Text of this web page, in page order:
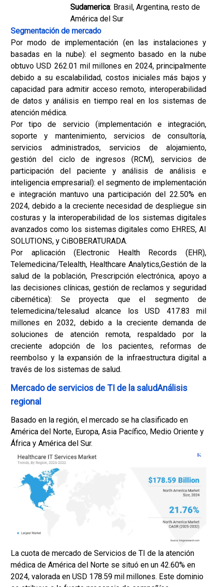
Sudamerica: Brasil, Argentina, resto de
América del Sur
Segmentación de mercado
Por modo de implementación (en las instalaciones y
basadas en la nube): el segmento basado en la nube
obtuvo USD 262.01 mil millones en 2024, principalmente
debido a su escalabilidad, costos iniciales más bajos y
capacidad para admitir acceso remoto, interoperabilidad
de datos y análisis en tiempo real en los sistemas de
atención médica.
Por tipo de servicio (implementación e integración,
soporte y mantenimiento, servicios de consultoría,
servicios administrados, servicios de alojamiento,
gestión del ciclo de ingresos (RCM), servicios de
participación del paciente y análisis de análisis e
inteligencia empresarial): el segmento de implementación
e integración mantuvo una participación del 22.50% en
2024, debido a la creciente necesidad de despliegue sin
costuras y la interoperabilidad de los sistemas digitales
avanzados como los sistemas digitales como EHRES, AI
SOLUTIONS, y CiBOBERATURADA.
Por aplicación (Electronic Health Records (EHR),
Telemedicina/Telealth, Healthcare Analytics,Gestión de la
salud de la población, Prescripción electrónica, apoyo a
las decisiones clínicas, gestión de reclamos y seguridad
cibernética): Se proyecta que el segmento de
telemedicina/telesalud alcance los USD 417.83 mil
millones en 2032, debido a la creciente demanda de
soluciones de atención remota, respaldado por la
creciente adopción de los pacientes, reformas de
reembolso y la expansión de la infraestructura digital a
través de los sistemas de salud.
Mercado de servicios de TI de la saludAnálisis
regional
Basado en la región, el mercado se ha clasificado en
América del Norte, Europa, Asia Pacífico, Medio Oriente y
África y América del Sur.
La cuota de mercado de Servicios de TI de la atención
médica de América del Norte se situó en un 42.60% en
2024, valorada en USD 178.59 mil millones. Este dominio